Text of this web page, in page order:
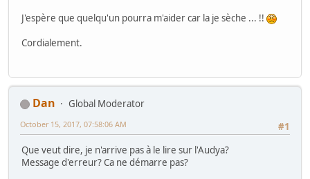
J'espère que quelqu'un pourra m'aider car la je sèche ... !!
Cordialement.
Dan
Global Moderator
#1
October 15, 2017, 07:58:06 AM
Que veut dire, je n'arrive pas à le lire sur l'Audya?
Message d'erreur? Ca ne démarre pas?